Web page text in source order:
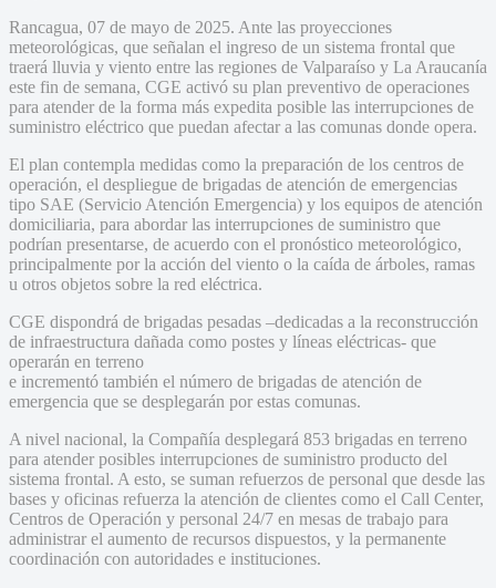
Rancagua, 07 de mayo de 2025. Ante las proyecciones
meteorológicas, que señalan el ingreso de un sistema frontal que
traerá lluvia y viento entre las regiones de Valparaíso y La Araucanía
este fin de semana, CGE activó su plan preventivo de operaciones
para atender de la forma más expedita posible las interrupciones de
suministro eléctrico que puedan afectar a las comunas donde opera.
El plan contempla medidas como la preparación de los centros de
operación, el despliegue de brigadas de atención de emergencias
tipo SAE (Servicio Atención Emergencia) y los equipos de atención
domiciliaria, para abordar las interrupciones de suministro que
podrían presentarse, de acuerdo con el pronóstico meteorológico,
principalmente por la acción del viento o la caída de árboles, ramas
u otros objetos sobre la red eléctrica.
CGE dispondrá de brigadas pesadas –dedicadas a la reconstrucción
de infraestructura dañada como postes y líneas eléctricas- que
operarán en terreno
e incrementó también el número de brigadas de atención de
emergencia que se desplegarán por estas comunas.
A nivel nacional, la Compañía desplegará 853 brigadas en terreno
para atender posibles interrupciones de suministro producto del
sistema frontal. A esto, se suman refuerzos de personal que desde las
bases y oficinas refuerza la atención de clientes como el Call Center,
Centros de Operación y personal 24/7 en mesas de trabajo para
administrar el aumento de recursos dispuestos, y la permanente
coordinación con autoridades e instituciones.